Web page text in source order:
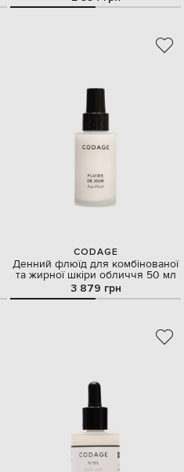
CODAGE
Денний флюїд для комбінованої
та жирної шкіри обличчя 50 мл
3 879 грн